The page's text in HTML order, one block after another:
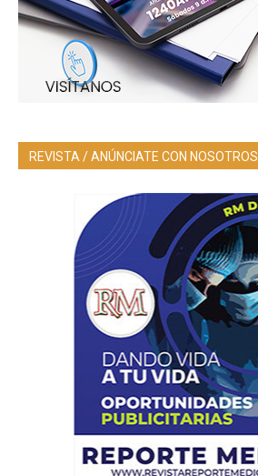
REVISTA / ANÚNCIATE CON NOSOTROS